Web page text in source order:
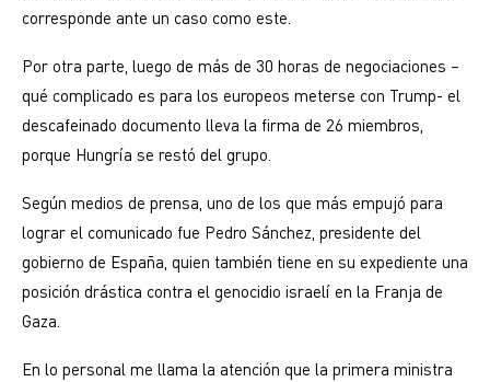
corresponde ante un caso como este.
Por otra parte, luego de más de 30 horas de negociaciones –
qué complicado es para los europeos meterse con Trump- el
descafeinado documento lleva la firma de 26 miembros,
porque Hungría se restó del grupo.
Según medios de prensa, uno de los que más empujó para
lograr el comunicado fue Pedro Sánchez, presidente del
gobierno de España, quien también tiene en su expediente una
posición drástica contra el genocidio israelí en la Franja de
Gaza.
En lo personal me llama la atención que la primera ministra